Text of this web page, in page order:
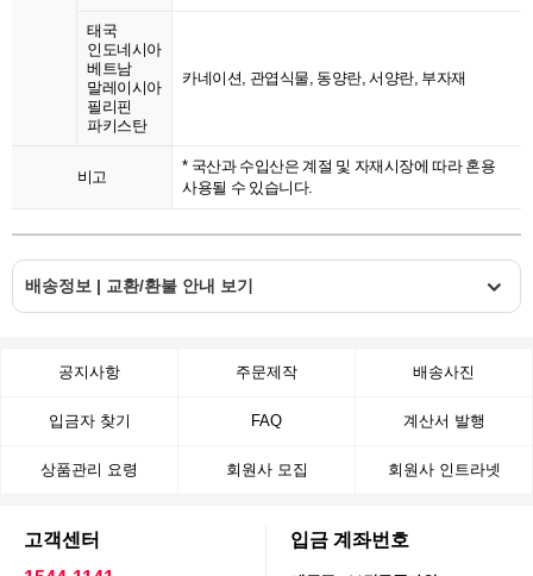
태국
인도네시아
베트남
말레이시아
필리핀
파키스탄
카네이션, 관엽식물, 동양란, 서양란, 부자재
비고
* 국산과 수입산은 계절 및 자재시장에 따라 혼용
사용될 수 있습니다.
배송정보 | 교환/환불 안내 보기
공지사항 주문제작 배송사진
입금자 찾기 FAQ 계산서 발행
상품관리 요령 회원사 모집 회원사 인트라넷
고객센터
입금 계좌번호